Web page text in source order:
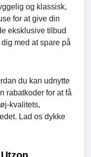
og klassisk,
for at give din
eksklusive tilbud
med at spare på
du kan udnytte
rabatkoder for at få
kvalitets,
Lad os dykke